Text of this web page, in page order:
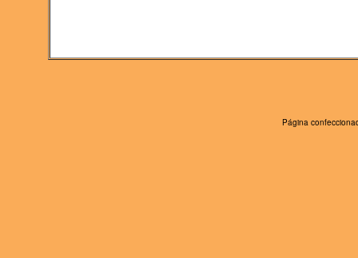
Página